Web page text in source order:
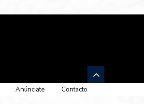
Anúnciate Contacto